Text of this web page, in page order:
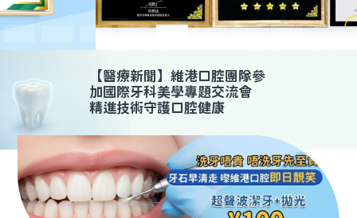
收費標準charge standard
預約牙醫contact us
【醫療新聞 】維港口腔團隊參
加國際牙科美學專題交流會
精進技術守護口腔健康